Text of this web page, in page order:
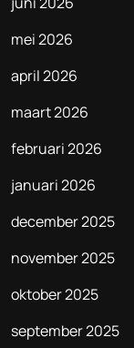
mei 2026
april 2026
maart 2026
februari 2026
januari 2026
december 2025
november 2025
oktober 2025
september 2025